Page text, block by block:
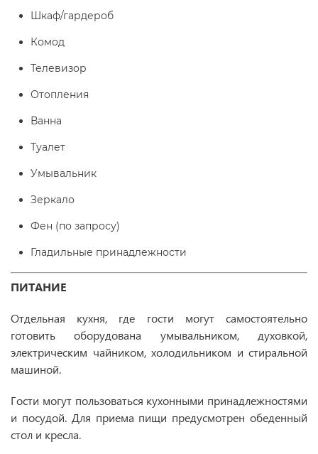
Шкаф/гардероб
Комод
Телевизор
Отопления
Ванна
Туалет
Умывальник
Зеркало
Фен (по запросу)
Гладильные принадлежности
ПИТАНИЕ
Отдельная кухня, где гости могут самостоятельно
готовить оборудована умывальником, духовкой,
электрическим чайником, холодильником и стиральной
машиной.
Гости могут пользоваться кухонными принадлежностями
и посудой. Для приема пищи предусмотрен обеденный
стол и кресла.